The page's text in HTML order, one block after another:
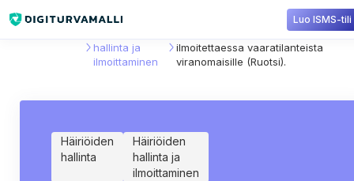
Luo ISMS-tili
hallinta ja
ilmoittaminen
ilmoitettaessa vaaratilanteista
viranomaisille (Ruotsi).
Häiriöiden
hallinta
Häiriöiden
hallinta ja
ilmoittaminen